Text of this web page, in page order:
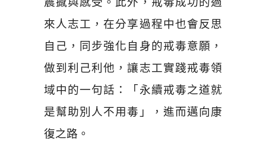
來人志工，在分享過程中也會反思
自己，同步強化自身的戒毒意願，
做到利己利他，讓志工實踐戒毒領
域中的一句話：「永續戒毒之道就
是幫助別人不用毒」，進而邁向康
復之路。